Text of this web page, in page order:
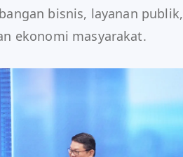
bisnis, layanan publik,
ekonomi masyarakat.